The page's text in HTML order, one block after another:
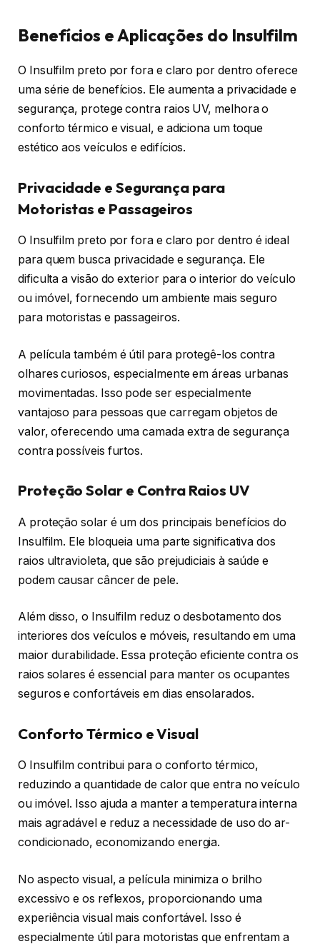
Benefícios e Aplicações do Insulfilm
O Insulfilm preto por fora e claro por dentro oferece
uma série de benefícios. Ele aumenta a privacidade e
segurança, protege contra raios UV, melhora o
conforto térmico e visual, e adiciona um toque
estético aos veículos e edifícios.
Privacidade e Segurança para
Motoristas e Passageiros
O Insulfilm preto por fora e claro por dentro é ideal
para quem busca privacidade e segurança. Ele
dificulta a visão do exterior para o interior do veículo
ou imóvel, fornecendo um ambiente mais seguro
para motoristas e passageiros.
A película também é útil para protegê-los contra
olhares curiosos, especialmente em áreas urbanas
movimentadas. Isso pode ser especialmente
vantajoso para pessoas que carregam objetos de
valor, oferecendo uma camada extra de segurança
contra possíveis furtos.
Proteção Solar e Contra Raios UV
A proteção solar é um dos principais benefícios do
Insulfilm. Ele bloqueia uma parte significativa dos
raios ultravioleta, que são prejudiciais à saúde e
podem causar câncer de pele.
Além disso, o Insulfilm reduz o desbotamento dos
interiores dos veículos e móveis, resultando em uma
maior durabilidade. Essa proteção eficiente contra os
raios solares é essencial para manter os ocupantes
seguros e confortáveis em dias ensolarados.
Conforto Térmico e Visual
O Insulfilm contribui para o conforto térmico,
reduzindo a quantidade de calor que entra no veículo
ou imóvel. Isso ajuda a manter a temperatura interna
mais agradável e reduz a necessidade de uso do ar-
condicionado, economizando energia.
No aspecto visual, a película minimiza o brilho
excessivo e os reflexos, proporcionando uma
experiência visual mais confortável. Isso é
especialmente útil para motoristas que enfrentam a